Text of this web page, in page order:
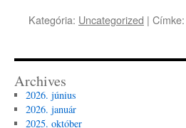
Kategória: Uncategorized | Címke:
Archives
2026. június
2026. január
2025. október